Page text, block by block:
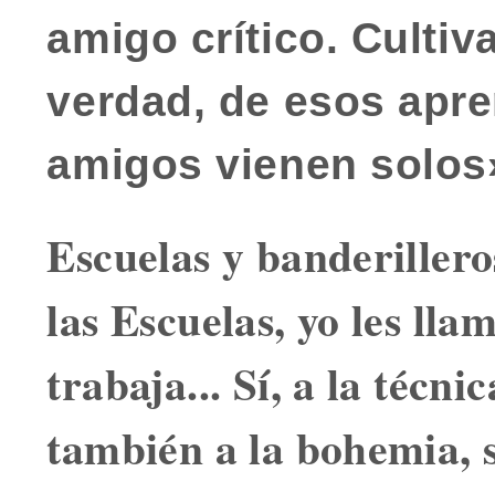
amigo crítico.
verdad, de esos
amigos vienen
Escuelas y
las Escuelas, yo les
trabaja... Sí, a la
también a la bohemia,